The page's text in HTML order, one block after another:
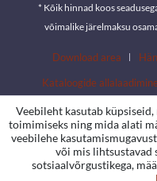
* Kõik hinnad koos
võimalike järelmaksu
Download area
Kataloogide allalaadimine
Veebileht kasutab
toimimiseks ning mida alati
veebilehe
või mis lihtsustavad
sotsiaalvõrgustikega,